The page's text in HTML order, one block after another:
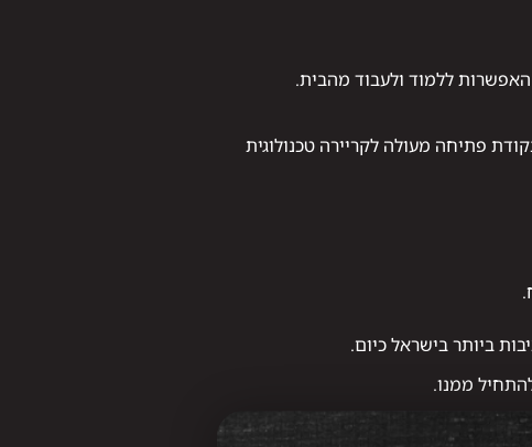
פתיחה מעולה לקריירה טכנולוגית
ביותר בישראל כיום.
ממנו.